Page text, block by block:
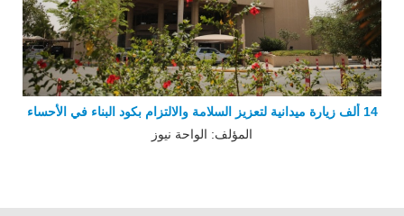
14 ألف زيارة ميدانية لتعزيز السلامة والالتزام بكود البناء في الأحساء
المؤلف: الواحة نيوز